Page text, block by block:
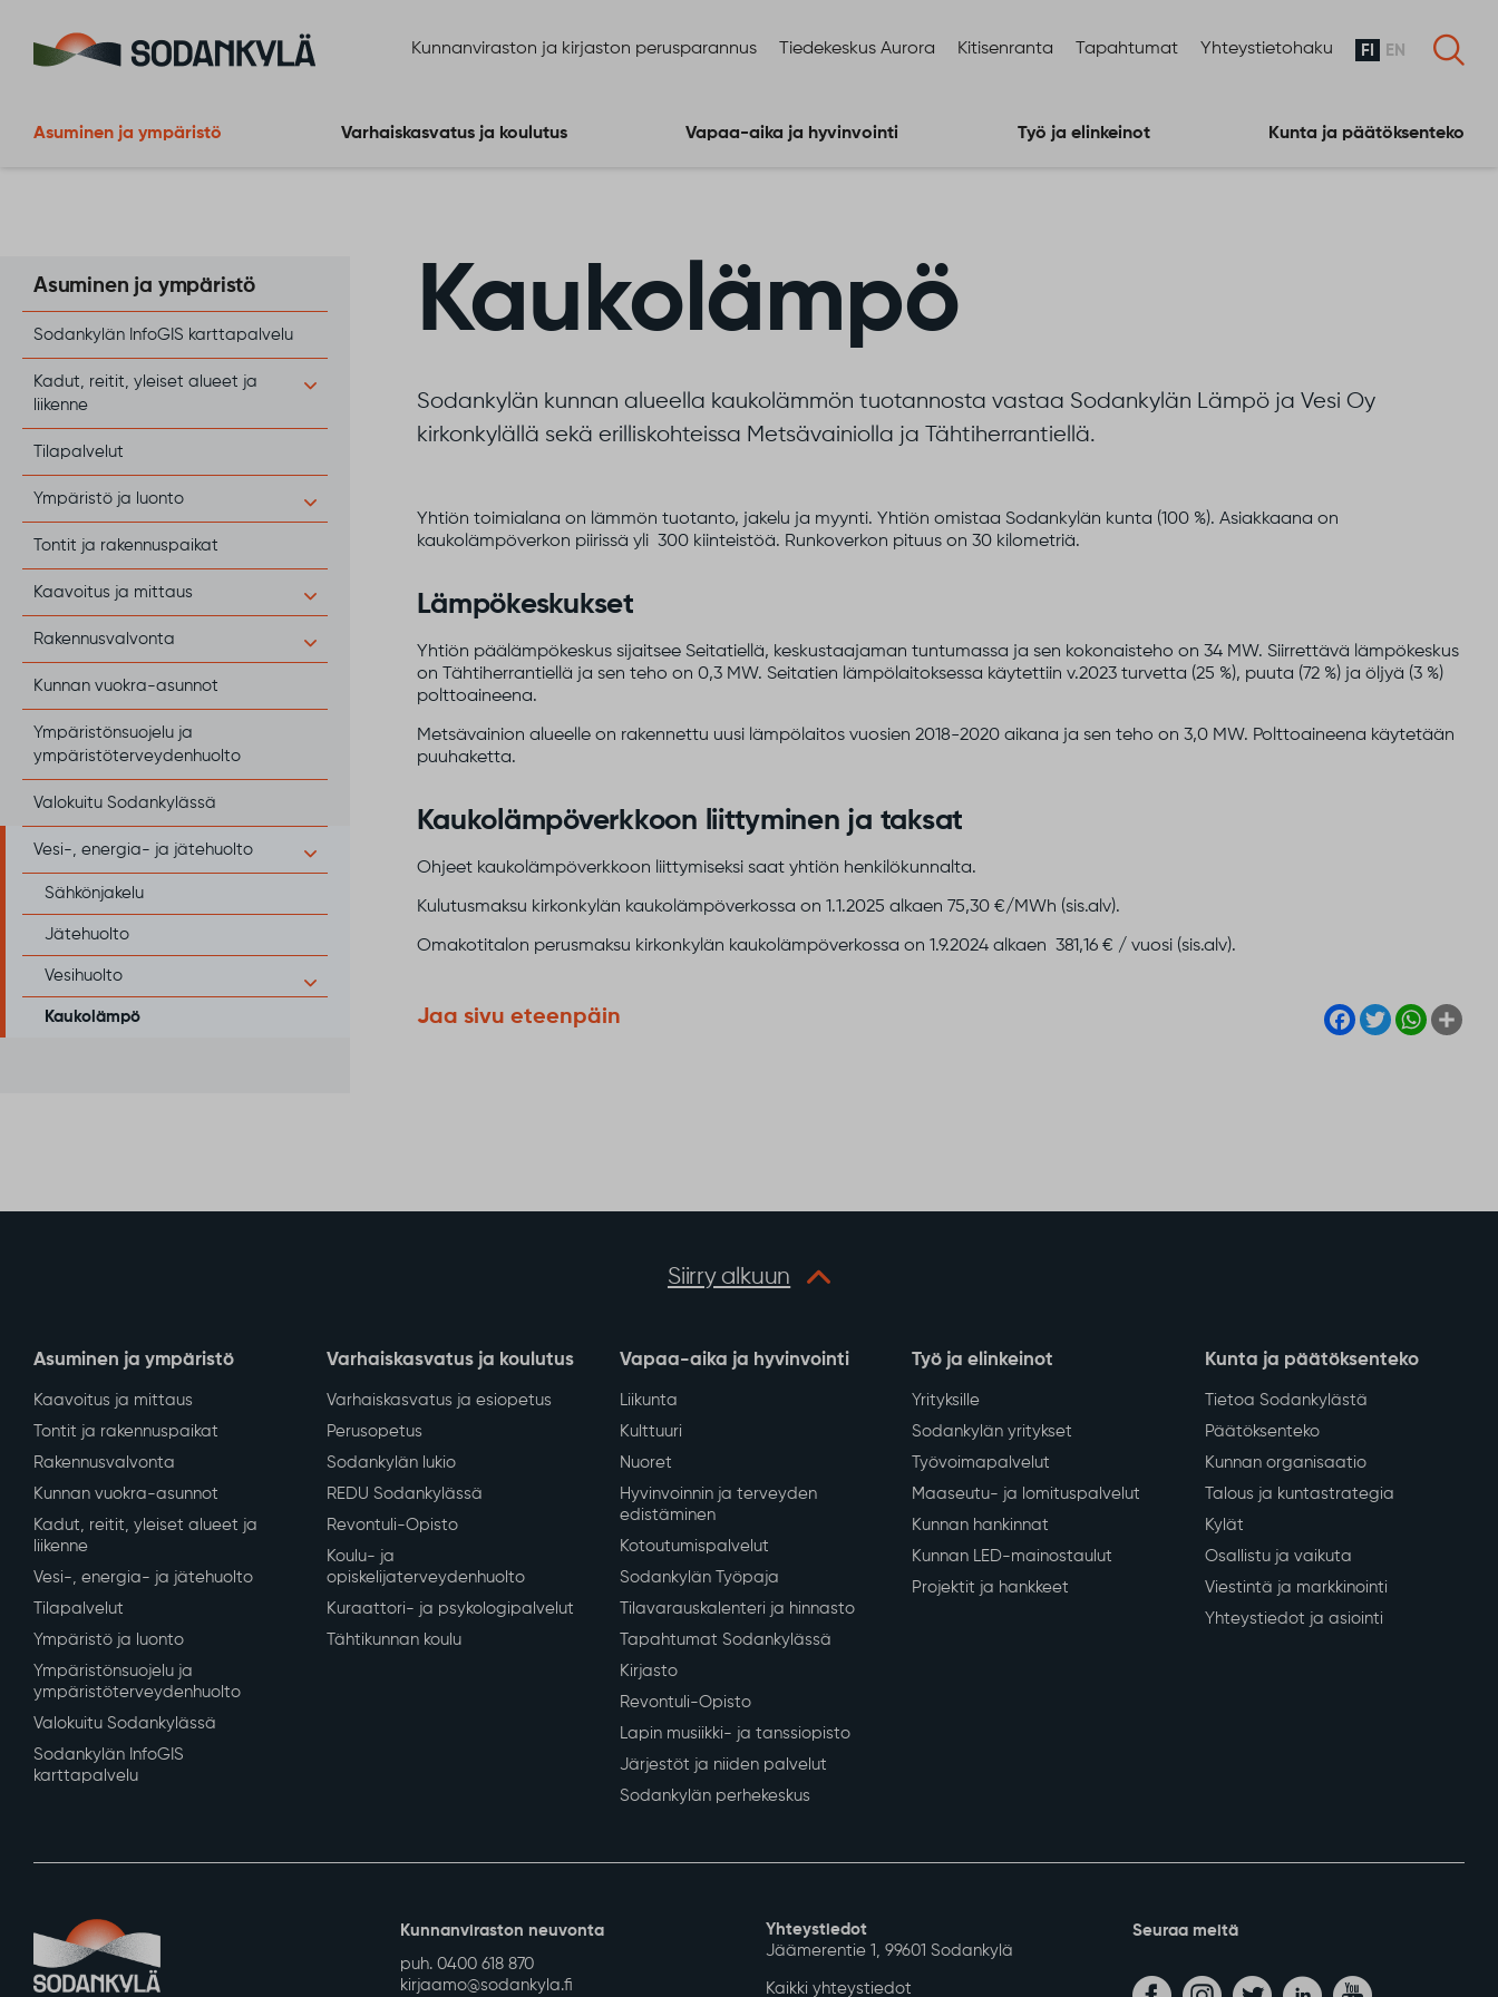
Kunnanviraston ja kirjaston perusparannus Tiedekeskus Aurora Kitisenranta Tapahtumat Yhteystietohaku FI EN
Asuminen ja ympäristö Varhaiskasvatus ja koulutus Vapaa-aika ja hyvinvointi Työ ja elinkeinot Kunta ja päätöksenteko
Asuminen ja ympäristö
Sodankylän InfoGIS karttapalvelu
Kadut, reitit, yleiset alueet ja
liikenne
Tilapalvelut
Ympäristö ja luonto
Tontit ja rakennuspaikat
Kaavoitus ja mittaus
Rakennusvalvonta
Kunnan vuokra-asunnot
Ympäristönsuojelu ja
ympäristöterveydenhuolto
Valokuitu Sodankylässä
Vesi-, energia- ja jätehuolto
Sähkönjakelu
Jätehuolto
Vesihuolto
Kaukolämpö
Kaukolämpö
Sodankylän kunnan alueella kaukolämmön tuotannosta vastaa Sodankylän Lämpö ja Vesi Oy
kirkonkylällä sekä erilliskohteissa Metsävainiolla ja Tähtiherrantiellä.
Yhtiön toimialana on lämmön tuotanto, jakelu ja myynti. Yhtiön omistaa Sodankylän kunta (100 %). Asiakkaana on
kaukolämpöverkon piirissä yli 300 kiinteistöä. Runkoverkon pituus on 30 kilometriä.
Lämpökeskukset
Yhtiön päälämpökeskus sijaitsee Seitatiellä, keskustaajaman tuntumassa ja sen kokonaisteho on 34 MW. Siirrettävä lämpökeskus
on Tähtiherrantiellä ja sen teho on 0,3 MW. Seitatien lämpölaitoksessa käytettiin v.2023 turvetta (25 %), puuta (72 %) ja öljyä (3 %)
polttoaineena.
Metsävainion alueelle on rakennettu uusi lämpölaitos vuosien 2018-2020 aikana ja sen teho on 3,0 MW. Polttoaineena käytetään
puuhaketta.
Kaukolämpöverkkoon liittyminen ja taksat
Ohjeet kaukolämpöverkkoon liittymiseksi saat yhtiön henkilökunnalta.
Kulutusmaksu kirkonkylän kaukolämpöverkossa on 1.1.2025 alkaen 75,30 €/MWh (sis.alv).
Omakotitalon perusmaksu kirkonkylän kaukolämpöverkossa on 1.9.2024 alkaen 381,16 € / vuosi (sis.alv).
Jaa sivu eteenpäin Facebook
Twitter
Siirry alkuun
Asuminen ja ympäristö
Kaavoitus ja mittaus
Tontit ja rakennuspaikat
Rakennusvalvonta
Kunnan vuokra-asunnot
Kadut, reitit, yleiset alueet ja
liikenne
Vesi-, energia- ja jätehuolto
Tilapalvelut
Ympäristö ja luonto
Ympäristönsuojelu ja
ympäristöterveydenhuolto
Valokuitu Sodankylässä
Sodankylän InfoGIS
karttapalvelu
Varhaiskasvatus ja koulutus
Varhaiskasvatus ja esiopetus
Perusopetus
Sodankylän lukio
REDU Sodankylässä
Revontuli-Opisto
Koulu- ja
opiskelijaterveydenhuolto
Kuraattori- ja psykologipalvelut
Tähtikunnan koulu
Vapaa-aika ja hyvinvointi
Liikunta
Kulttuuri
Nuoret
Hyvinvoinnin ja terveyden
edistäminen
Kotoutumispalvelut
Sodankylän Työpaja
Tilavarauskalenteri ja hinnasto
Tapahtumat Sodankylässä
Kirjasto
Revontuli-Opisto
Lapin musiikki- ja tanssiopisto
Järjestöt ja niiden palvelut
Sodankylän perhekeskus
Työ ja elinkeinot
Yrityksille
Sodankylän yritykset
Työvoimapalvelut
Maaseutu- ja lomituspalvelut
Kunnan hankinnat
Kunnan LED-mainostaulut
Projektit ja hankkeet
Kunta ja päätöksenteko
Tietoa Sodankylästä
Päätöksenteko
Kunnan organisaatio
Talous ja kuntastrategia
Kylät
Osallistu ja vaikuta
Viestintä ja markkinointi
Yhteystiedot ja asiointi
Kunnanviraston neuvonta
puh. 0400 618 870
kirjaamo@sodankyla.fi
Yhteystiedot
Jäämerentie 1, 99601 Sodankylä
Kaikki yhteystiedot
Seuraa meitä